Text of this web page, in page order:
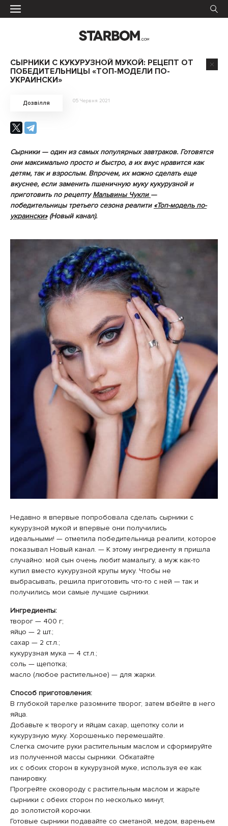
СЫРНИКИ С КУКУРУЗНОЙ МУКОЙ: РЕЦЕПТ ОТ
ПОБЕДИТЕЛЬНИЦЫ «ТОП-МОДЕЛИ ПО-
УКРАИНСКИ»
Дозвілля 05 Червня 2021
Сырники — один из самых популярных завтраков. Готовятся
они максимально просто и быстро, а их вкус нравится как
детям, так и взрослым. Впрочем, их можно сделать еще
вкуснее, если заменить пшеничную муку кукурузной и
приготовить по рецептуМальвины Чукли —
победительницы третьего сезона реалити «Топ-модель по-
украински»(Новый канал).
Недавно я впервые попробовала сделать сырники с
кукурузной мукой и впервые они получились
идеальными! — отметила победительница реалити, которое
показывал Новый канал. — К этому ингредиенту я пришла
случайно: мой сын очень любит мамалыгу, а муж как-то
купил вместо кукурузной крупы муку. Чтобы не
выбрасывать, решила приготовить что-то с ней — так и
получились мои самые лучшие сырники.
Ингредиенты:
творог — 400 г;
яйцо — 2 шт.;
сахар — 2 ст.л.;
кукурузная мука — 4 ст.л.;
соль — щепотка;
масло (любое растительное) — для жарки.
Способ приготовления:
В глубокой тарелке разомните творог, затем вбейте в него
яйца.
Добавьте к творогу и яйцам сахар, щепотку соли и
кукурузную муку. Хорошенько перемешайте.
Слегка смочите руки растительным маслом и сформируйте
из полученной массы сырники. Обкатайте
их с обоих сторон в кукурузной муке, используя ее как
панировку.
Прогрейте сковороду с растительным маслом и жарьте
сырники с обеих сторон по несколько минут,
до золотистой корочки.
Готовые сырники подавайте со сметаной, медом, вареньем